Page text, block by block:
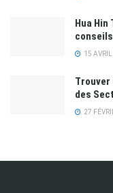
Hua
15
Trouver
des
27